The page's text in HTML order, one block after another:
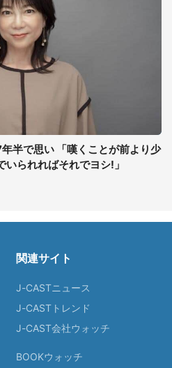
半で思い 「嘆くことが前より少
られればそれでヨシ!」
関連サイト
J-CASTニュース
J-CASTトレンド
J-CAST会社ウォッチ
BOOKウォッチ